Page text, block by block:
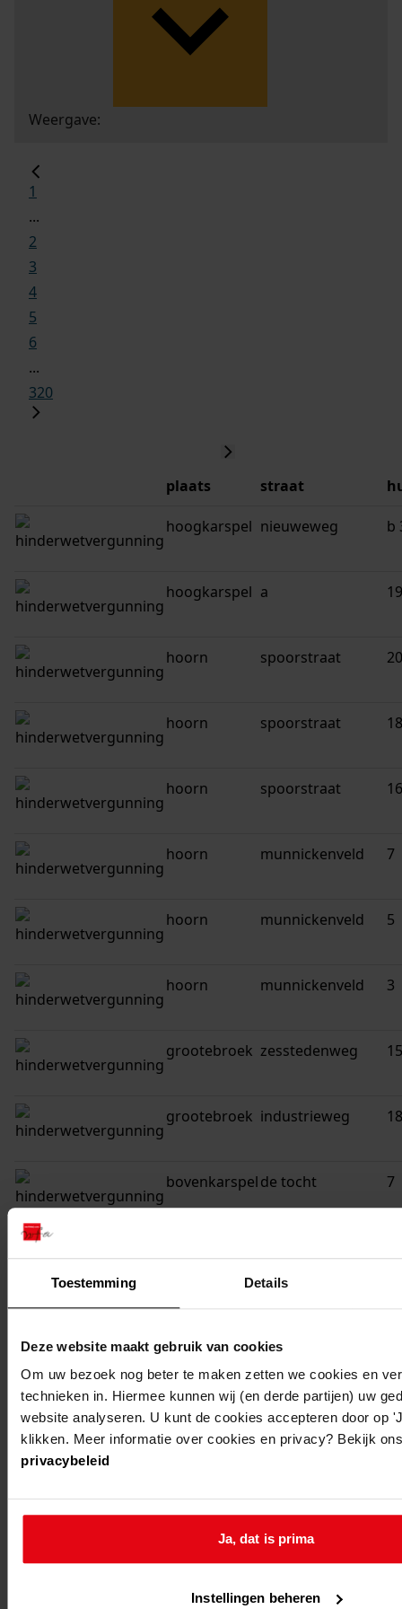
Toestemming Details
Deze website maakt gebruik van cookies
Om uw bezoek nog beter te maken zetten we cookies en
technieken in. Hiermee kunnen wij (en derde partijen) uw
website analyseren. U kunt de cookies accepteren door op
klikken. Meer informatie over cookies en privacy? Bekijk
privacybeleid
Ja, dat is prima
Instellingen beheren
Weergave:
1
...
2
3
4
5
6
...
320
plaats straat
hoogkarspel nieuweweg b
hoogkarspel a
hoorn spoorstraat 20
hoorn spoorstraat 18
hoorn spoorstraat 16
hoorn munnickenveld 7
hoorn munnickenveld 5
hoorn munnickenveld 3
grootebroek zesstedenweg
grootebroek industrieweg 18
bovenkarspelde tocht 7
lutjebroek
bovenkarspelde gouw 15
bovenkarspel broekerhavenweg